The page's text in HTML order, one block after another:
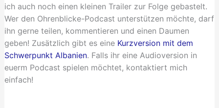
ich auch noch einen kleinen Trailer zur Folge gebastelt.
Wer den Ohrenblicke-Podcast unterstützen möchte, darf
ihn gerne teilen, kommentieren und einen Daumen
geben! Zusätzlich gibt es eine Kurzversion mit dem
Schwerpunkt Albanien. Falls ihr eine Audioversion in
euerm Podcast spielen möchtet, kontaktiert mich
einfach!